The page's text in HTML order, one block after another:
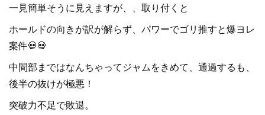
一見簡単そうに見えますが、、取り付くと
ホールドの向きが訳が解らず、パワーでゴリ推すと爆ヨレ
案件💀💀
中間部まではなんちゃってジャムをきめて、通過するも、
後半の抜けが極悪！
突破力不足で敗退。